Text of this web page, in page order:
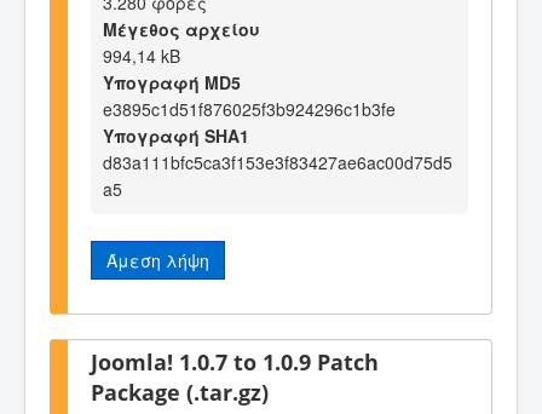
Μέγεθος αρχείου
994,14 kB
Υπογραφή MD5
e3895c1d51f876025f3b924296c1b3fe
Υπογραφή SHA1
d83a111bfc5ca3f153e3f83427ae6ac00d75d5
a5
Άμεση λήψη
Joomla! 1.0.7 to 1.0.9 Patch
Package (.tar.gz)